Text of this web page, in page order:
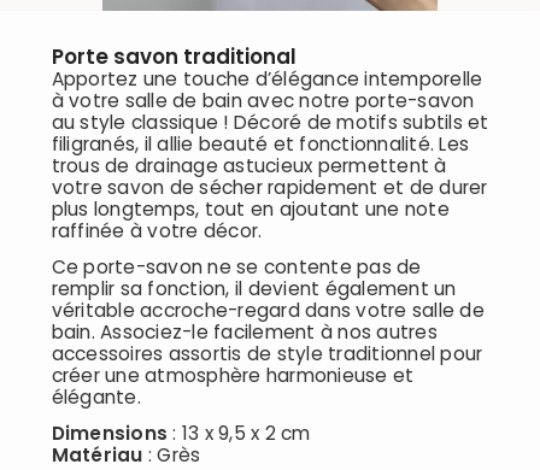
Porte savon traditional
Apportez une touche d’élégance intemporelle
à votre salle de bain avec notre porte-savon
au style classique ! Décoré de motifs subtils et
filigranés, il allie beauté et fonctionnalité. Les
trous de drainage astucieux permettent à
votre savon de sécher rapidement et de durer
plus longtemps, tout en ajoutant une note
raffinée à votre décor.
Ce porte-savon ne se contente pas de
remplir sa fonction, il devient également un
véritable accroche-regard dans votre salle de
bain. Associez-le facilement à nos autres
accessoires assortis de style traditionnel pour
créer une atmosphère harmonieuse et
élégante.
Dimensions : 13 x 9,5 x 2 cm
Matériau : Grès